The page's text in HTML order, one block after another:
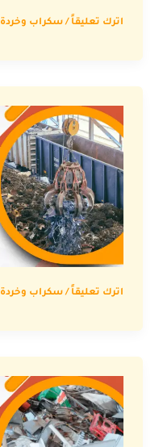
اترك تعليقاً /سكراب وخردة
اترك تعليقاً /سكراب وخردة